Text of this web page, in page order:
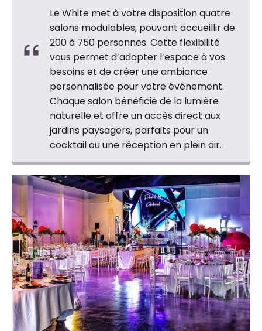
Le White met à votre disposition quatre
salons modulables, pouvant accueillir de
200 à 750 personnes. Cette flexibilité
vous permet d’adapter l’espace à vos
besoins et de créer une ambiance
personnalisée pour votre événement.
Chaque salon bénéficie de la lumière
naturelle et offre un accès direct aux
jardins paysagers, parfaits pour un
cocktail ou une réception en plein air.